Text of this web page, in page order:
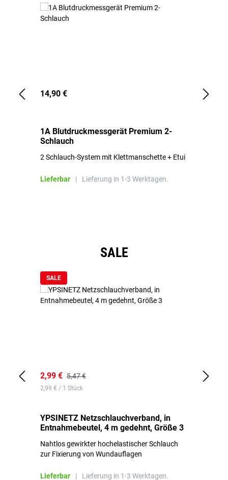
14,90 €
1A Blutdruckmessgerät Premium 2-
Schlauch
2 Schlauch-System mit Klettmanschette + Etui
Lieferbar | Lieferung in 1-3 Werktagen.
SALE
SALE
2,99 € 5,47 €
2,99 € / 1 Stück
YPSINETZ Netzschlauchverband, in
Entnahmebeutel, 4 m gedehnt, Größe 3
Nahtlos gewirkter hochelastischer Schlauch
zur Fixierung von Wundauflagen
Lieferbar | Lieferung in 1-3 Werktagen.